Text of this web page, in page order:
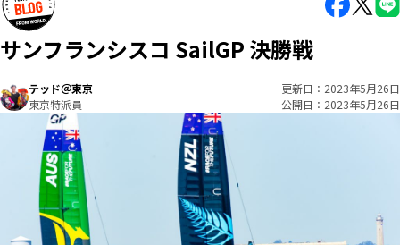
サンフランシスコ SailGP 決勝戦
テッド＠東京
東京特派員
更新日
2023年5月26日
公開日
2023年5月26日